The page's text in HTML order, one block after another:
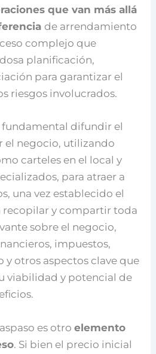
que van más allá
de arrendamiento
complejo que
planificación,
para garantizar el
riesgos involucrados.
fundamental difundir el
el negocio, utilizando
carteles en el local y
para atraer a
una vez establecido el
recopilar y compartir toda
sobre el negocio,
impuestos,
y otros aspectos clave que
viabilidad y potencial de
es otroelemento
. Si bien el precio inicial